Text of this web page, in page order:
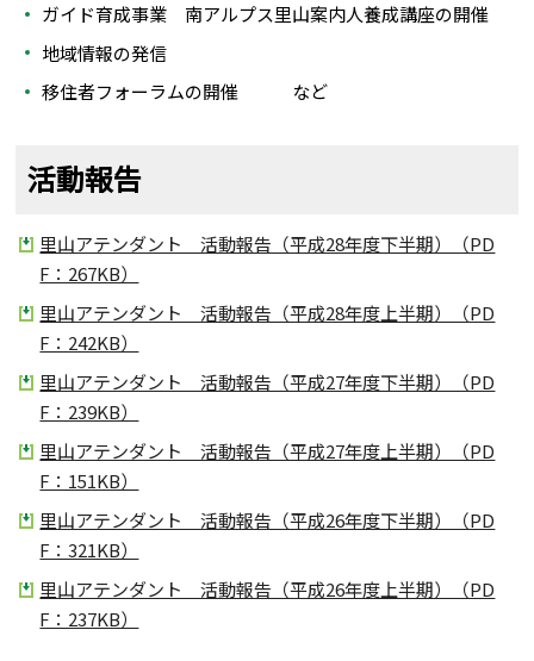
ガイド育成事業 南アルプス里山案内人養成講座の開催
地域情報の発信
移住者フォーラムの開催 など
活動報告
里山アテンダント 活動報告（平成28年度下半期）（PD
F：267KB）
里山アテンダント 活動報告（平成28年度上半期）（PD
F：242KB）
里山アテンダント 活動報告（平成27年度下半期）（PD
F：239KB）
里山アテンダント 活動報告（平成27年度上半期）（PD
F：151KB）
里山アテンダント 活動報告（平成26年度下半期）（PD
F：321KB）
里山アテンダント 活動報告（平成26年度上半期）（PD
F：237KB）